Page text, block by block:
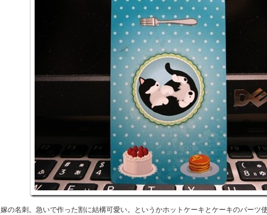
嫁の名刺。急いで作った割に結構可愛い。というかホットケーキとケーキのパーツ